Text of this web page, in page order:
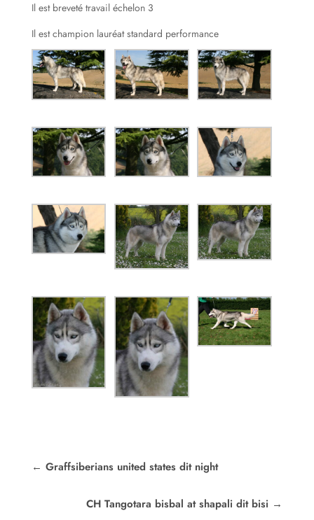
Il est breveté travail échelon 3
Il est champion lauréat standard performance
← Graffsiberians united states dit night
CH Tangotara bisbal at shapali dit bisi →